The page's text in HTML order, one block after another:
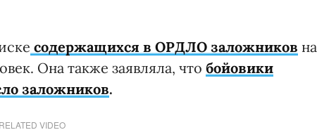
содержащихся в ОРДЛО заложников на
Она также заявляла, что бойовики
заложников.
RELATED VIDEO